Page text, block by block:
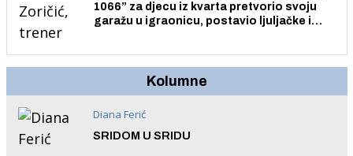
1066” za djecu iz kvarta pretvorio svoju
garažu u igraonicu, postavio ljuljačke i
Kolumne
Diana Ferić
SRIDOM U SRIDU